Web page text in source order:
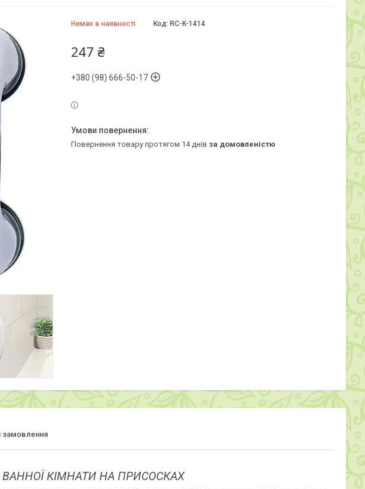
Немає в наявності Код: RC-K-1414
247 ₴
+380 (98) 666-50-17
повернення товару протягом 14 днів за домовленістю
замовлення
КІМНАТИ НА ПРИСОСКАХ